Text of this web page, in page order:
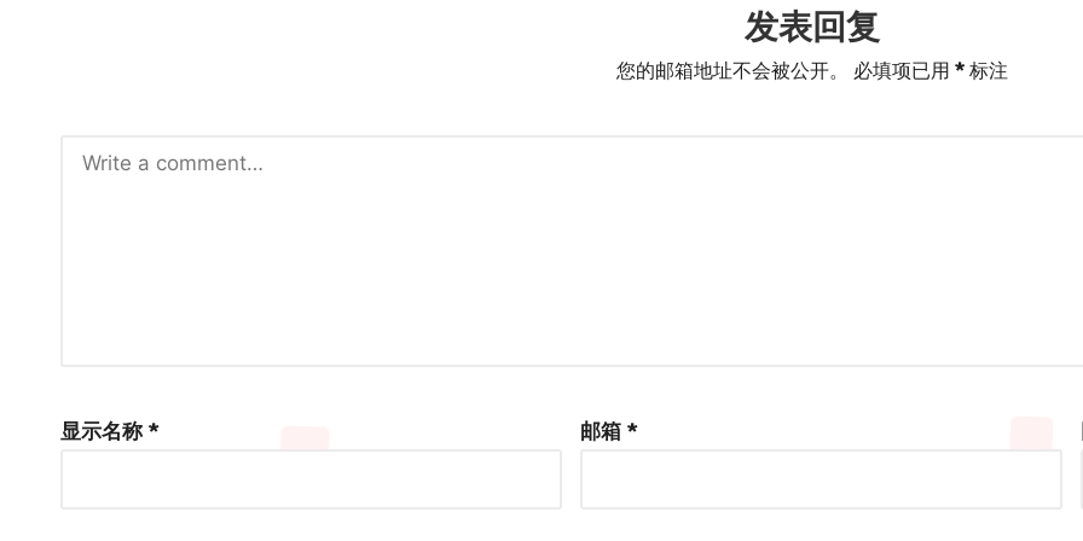
发表回复
您的邮箱地址不会被公开。 必填项已用 * 标注
显示名称 * 邮箱 *